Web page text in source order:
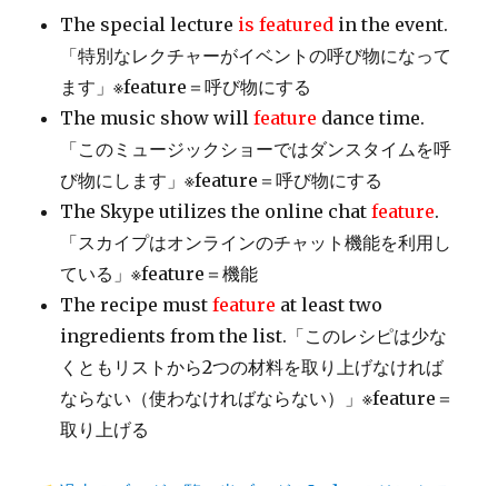
The special lecture is featured in the event.
「特別なレクチャーがイベントの呼び物になって
ます」※feature＝呼び物にする
The music show willfeature dance time.
「このミュージックショーではダンスタイムを呼
び物にします」※feature＝呼び物にする
The Skype utilizes the online chatfeature.
「スカイプはオンラインのチャット機能を利用し
ている」※feature＝機能
The recipe mustfeature at least two
ingredients from the list.「このレシピは少な
くともリストから2つの材料を取り上げなければ
ならない（使わなければならない）」※feature＝
取り上げる